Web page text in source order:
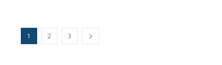
1 2 3